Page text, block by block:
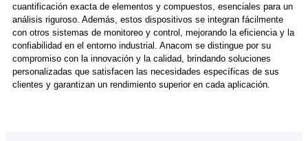
cuantificación exacta de elementos y compuestos, esenciales para un
análisis riguroso. Además, estos dispositivos se integran fácilmente
con otros sistemas de monitoreo y control, mejorando la eficiencia y la
confiabilidad en el entorno industrial. Anacom se distingue por su
compromiso con la innovación y la calidad, brindando soluciones
personalizadas que satisfacen las necesidades específicas de sus
clientes y garantizan un rendimiento superior en cada aplicación.